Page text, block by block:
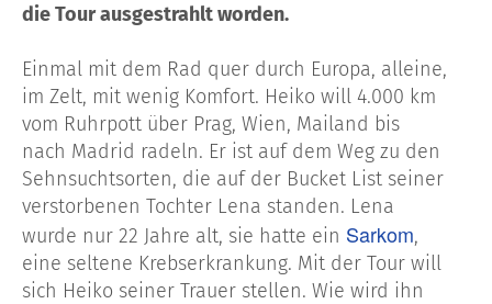
die Tour ausgestrahlt worden.
Einmal mit dem Rad quer durch Europa, alleine,
im Zelt, mit wenig Komfort. Heiko will 4.000 km
vom Ruhrpott über Prag, Wien, Mailand bis
nach Madrid radeln. Er ist auf dem Weg zu den
Sehnsuchtsorten, die auf der Bucket List seiner
verstorbenen Tochter Lena standen. Lena
wurde nur 22 Jahre alt, sie hatte ein Sarkom,
eine seltene Krebserkrankung. Mit der Tour will
sich Heiko seiner Trauer stellen. Wie wird ihn